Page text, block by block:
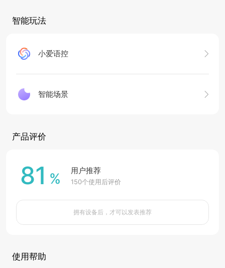
智能玩法
小爱语控
智能场景
产品评价
81 % 用户推荐
150个使用后评价
拥有设备后，才可以发表推荐
使用帮助